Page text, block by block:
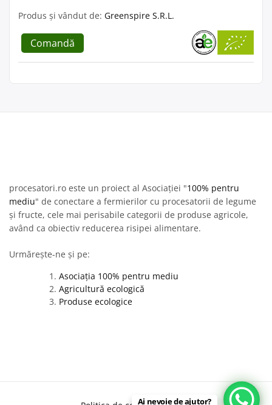
Produs și vândut de: Greenspire S.R.L.
Comandă
procesatori.ro este un proiect al Asociației "100% pentru
mediu" de conectare a fermierilor cu procesatorii de legume
și fructe, cele mai perisabile categorii de produse agricole,
având ca obiectiv reducerea risipei alimentare.
Urmărește-ne și pe:
Asociația 100% pentru mediu
Agricultură ecologică
Produse ecologice
Ai nevoie de ajutor?